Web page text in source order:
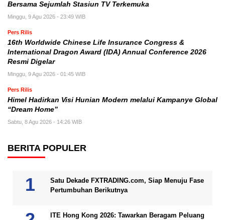
Bersama Sejumlah Stasiun TV Terkemuka
Minggu, 9 Agu 2026 - 23:49 WIB
Pers Rilis
16th Worldwide Chinese Life Insurance Congress &
International Dragon Award (IDA) Annual Conference 2026
Resmi Digelar
Minggu, 9 Agu 2026 - 01:45 WIB
Pers Rilis
Himel Hadirkan Visi Hunian Modern melalui Kampanye Global
“Dream Home”
Sabtu, 8 Agu 2026 - 14:26 WIB
BERITA POPULER
Satu Dekade FXTRADING.com, Siap Menuju Fase
Pertumbuhan Berikutnya
ITE Hong Kong 2026: Tawarkan Beragam Peluang